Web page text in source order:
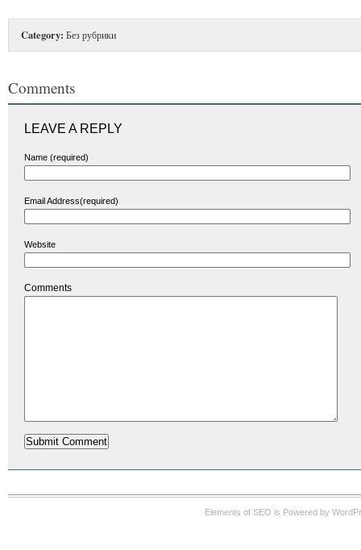
Category: Без рубрики
Comments
LEAVE A REPLY
Name (required)
Email Address(required)
Website
Comments
Elements of SEO is Powered by